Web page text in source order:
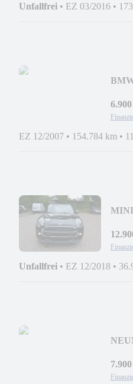
Unfallfrei • EZ 03/2016 •
EZ 12/2007 • 154.784 km •
MINI
Unfallfrei • EZ 12/2018 •
NEU